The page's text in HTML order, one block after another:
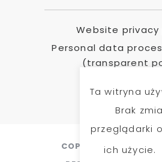
Website privacy
Personal data
(transparent
COPYRIGHT 2020 @
Ta witryna
Brak
przeglądarki
ich użycie.